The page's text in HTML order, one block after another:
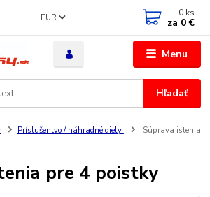
Menu
EUR
Hľadať
0 ks
za 0 €
Príslušentvo / náhradné diely
Súprava istenia
pre 4 poistky